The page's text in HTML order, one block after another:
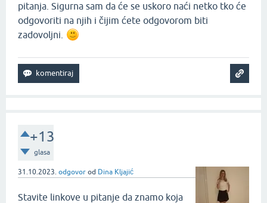
pitanja. Sigurna sam da će se uskoro naći netko tko će
odgovoriti na njih i čijim ćete odgovorom biti
zadovoljni.
+13
glasa
31.10.2023. odgovor od Dina Kljajić
Stavite linkove u pitanje da znamo koja